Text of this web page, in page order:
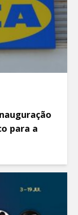
para a